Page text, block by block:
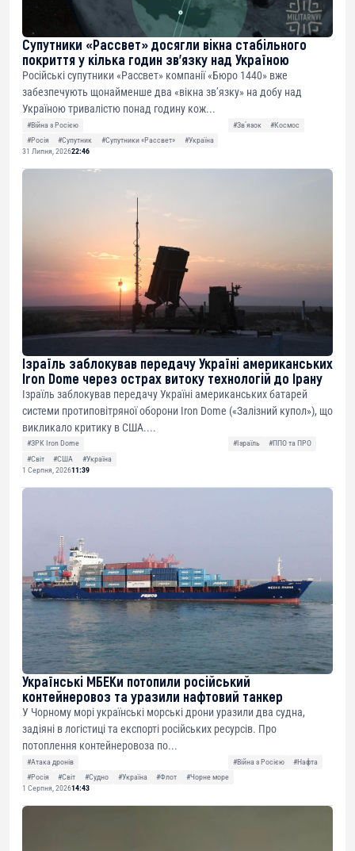
Супутники «Рассвет» досягли вікна стабільного
покриття у кілька годин зв’язку над Україною
Російські супутники «Рассвет» компанії «Бюро 1440» вже
забезпечують щонайменше два «вікна зв’язку» на добу над
Україною тривалістю понад годину кож...
#Війна з Росією #Звʼязок
#Космос
#Росія
#Супутник #Супутники «Рассвет»
#Україна
31 Липня, 202622:46
Ізраїль заблокував передачу Україні американських
Iron Dome через острах витоку технологій до Ірану
Ізраїль заблокував передачу Україні американських батарей
системи протиповітряної оборони Iron Dome («Залізний купол»), що
викликало критику в США....
#ЗРК Iron Dome #Ізраїль
#ППО та ПРО
#Світ
#США
#Україна
1 Серпня, 202611:39
Українські МБЕКи потопили російський
контейнеровоз та уразили нафтовий танкер
У Чорному морі українські морські дрони уразили два судна,
задіяні в логістиці та експорті російських ресурсів. Про
потоплення контейнеровоза по...
#Атака дронів #Війна з Росією
#Нафта
#Росія
#Світ #Судно #Україна #Флот
#Чорне море
1 Серпня, 202614:43